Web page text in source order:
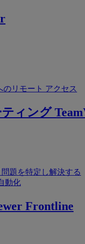
のリモート アクセス
ィング
問題を特定し解決する
動化
Frontline